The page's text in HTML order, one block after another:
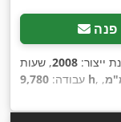
פנה
ייצור: 2008, שעות
עבודה: 9,780 h ,
משקל כולל:577 ק"ג